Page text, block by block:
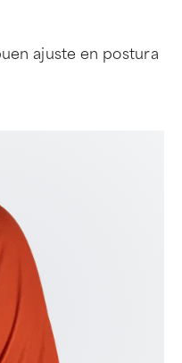
ajuste en postura